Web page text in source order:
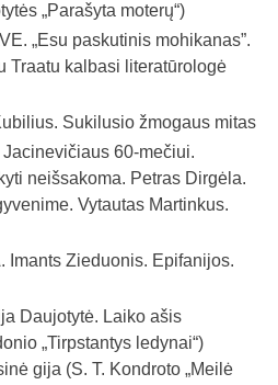
„Parašyta moterų“)
„Esu paskutinis mohikanas”.
Traatu kalbasi literatūrologė
Sukilusio žmogaus mitas
60-mečiui.
neišsakoma. Petras Dirgėla.
Vytautas Martinkus.
Imants Zieduonis. Epifanijos.
Daujotytė. Laiko ašis
„Tirpstantys ledynai“)
gija (S. T. Kondroto „Meilė